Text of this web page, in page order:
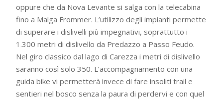
oppure che da Nova Levante si salga con la telecabina
fino a Malga Frommer. L’utilizzo degli impianti permette
di superare i dislivelli più impegnativi, soprattutto i
1.300 metri di dislivello da Predazzo a Passo Feudo.
Nel giro classico dal lago di Carezza i metri di dislivello
saranno così solo 350. L’accompagnamento con una
guida bike vi permetterà invece di fare insoliti trail e
sentieri nel bosco senza la paura di perdervi e con quel